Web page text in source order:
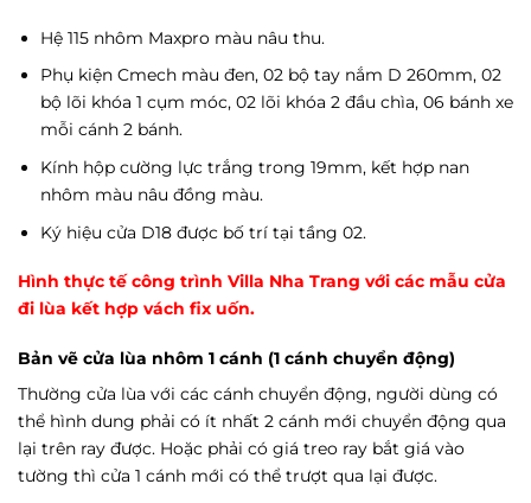
Hệ 115 nhôm Maxpro màu nâu thu.
Phụ kiện Cmech màu đen, 02 bộ tay nắm D 260mm, 02
bộ lõi khóa 1 cụm móc, 02 lõi khóa 2 đầu chìa, 06 bánh xe
mỗi cánh 2 bánh.
Kính hộp cường lực trắng trong 19mm, kết hợp nan
nhôm màu nâu đồng màu.
Ký hiệu cửa D18 được bố trí tại tầng 02.
Hình thực tế công trình Villa Nha Trang với các mẫu cửa
đi lùa kết hợp vách fix uốn.
Bản vẽ cửa lùa nhôm 1 cánh (1 cánh chuyển động)
Thường cửa lùa với các cánh chuyển động, người dùng có
thể hình dung phải có ít nhất 2 cánh mới chuyển động qua
lại trên ray được. Hoặc phải có giá treo ray bắt giá vào
tường thì cửa 1 cánh mới có thể trượt qua lại được.